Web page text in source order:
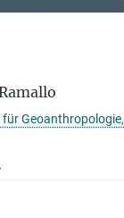
Geoanthropologie,